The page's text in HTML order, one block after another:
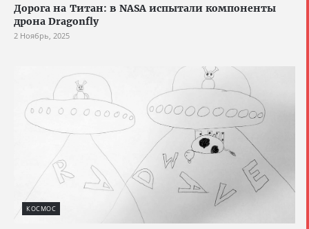
Дорога на Титан: в NASA испытали компоненты
дрона Dragonfly
2 Ноябрь, 2025
КОСМОС